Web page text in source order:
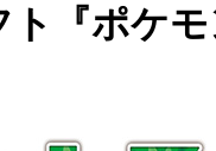
ト『ポケ